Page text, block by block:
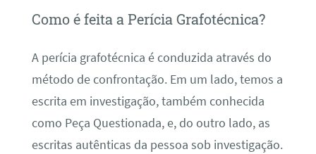
Como é feita a Perícia Grafotécnica?
A perícia grafotécnica é conduzida através do
método de confrontação. Em um lado, temos a
escrita em investigação, também conhecida
como Peça Questionada, e, do outro lado, as
escritas autênticas da pessoa sob investigação.